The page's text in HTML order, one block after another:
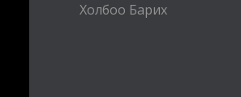
Холбоо Барих